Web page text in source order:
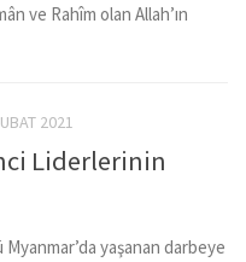
ve Rahîm olan Allah’ın
2021
Liderlerinin
yaşanan darbeye